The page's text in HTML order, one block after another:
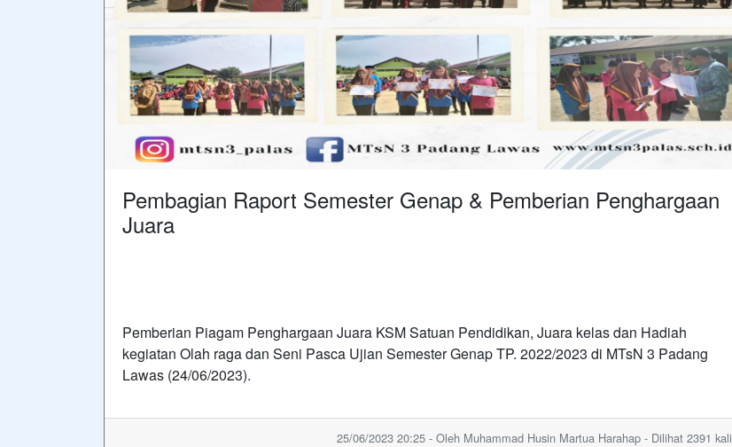
Pembagian Raport Semester Genap & Pemberian Penghargaan
Juara
Pemberian Piagam Penghargaan Juara KSM Satuan Pendidikan, Juara kelas dan Hadiah
kegiatan Olah raga dan Seni Pasca Ujian Semester Genap TP. 2022/2023 di MTsN 3 Padang
Lawas (24/06/2023).
25/06/2023 20:25 - Oleh Muhammad Husin Martua Harahap - Dilihat 2391 kali